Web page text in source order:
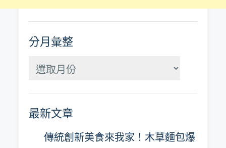
分月彙整
分
整
最新文章
傳統創新美食來我家！木草麵包爆